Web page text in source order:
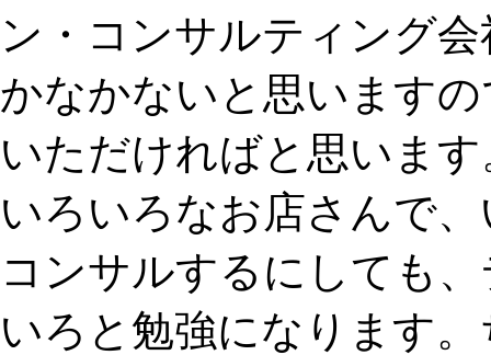
ン・コンサルティング
かなかないと思います
いただければと思います
いろいろなお店さんで
コンサルするにしても
いろと勉強になります